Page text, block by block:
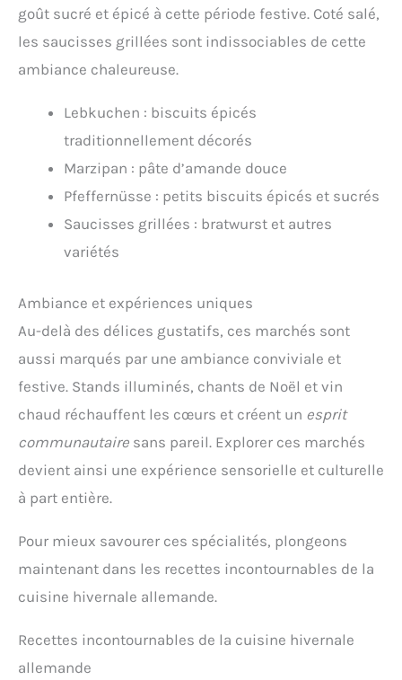
goût sucré et épicé à cette période festive. Coté salé,
les saucisses grillées sont indissociables de cette
ambiance chaleureuse.
Lebkuchen : biscuits épicés
traditionnellement décorés
Marzipan : pâte d’amande douce
Pfeffernüsse : petits biscuits épicés et sucrés
Saucisses grillées : bratwurst et autres
variétés
Ambiance et expériences uniques
Au-delà des délices gustatifs, ces marchés sont
aussi marqués par une ambiance conviviale et
festive. Stands illuminés, chants de Noël et vin
chaud réchauffent les cœurs et créent un esprit
communautaire sans pareil. Explorer ces marchés
devient ainsi une expérience sensorielle et culturelle
à part entière.
Pour mieux savourer ces spécialités, plongeons
maintenant dans les recettes incontournables de la
cuisine hivernale allemande.
Recettes incontournables de la cuisine hivernale
allemande